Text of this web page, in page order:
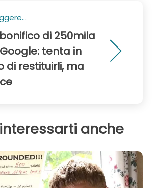
di 250mila
tenta in
di restituirli, ma
anche